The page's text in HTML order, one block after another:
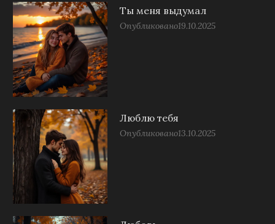
Ты меня выдумал
Опубликовано19.10.2025
Люблю тебя
Опубликовано13.10.2025